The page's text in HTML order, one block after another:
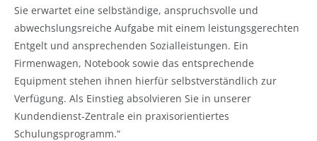
Sie erwartet eine selbständige, anspruchsvolle und
abwechslungsreiche Aufgabe mit einem leistungsgerechten
Entgelt und ansprechenden Sozialleistungen. Ein
Firmenwagen, Notebook sowie das entsprechende
Equipment stehen ihnen hierfür selbstverständlich zur
Verfügung. Als Einstieg absolvieren Sie in unserer
Kundendienst-Zentrale ein praxisorientiertes
Schulungsprogramm.“